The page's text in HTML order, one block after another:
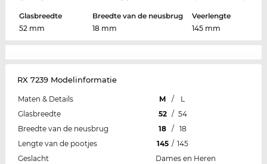
Glasbreedte
52 mm
Breedte van de neusbrug
18 mm
Veerlengte
145 mm
RX 7239 Modelinformatie
Maten & Details M /
L
Glasbreedte
52 / 54
Breedte van de neusbrug
18 /
18
Lengte van de pootjes
145 / 145
Geslacht
Dames en Heren